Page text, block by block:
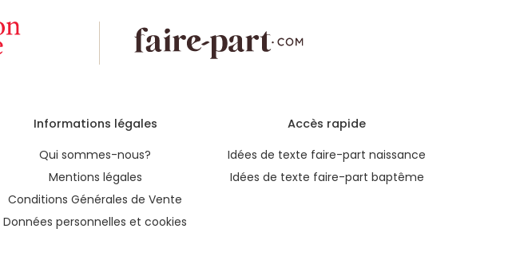
Informations légales
Qui sommes-nous?
Mentions légales
Conditions Générales de Vente
Données personnelles et cookies
Accès rapide
Idées de texte faire-part naissance
Idées de texte faire-part baptême